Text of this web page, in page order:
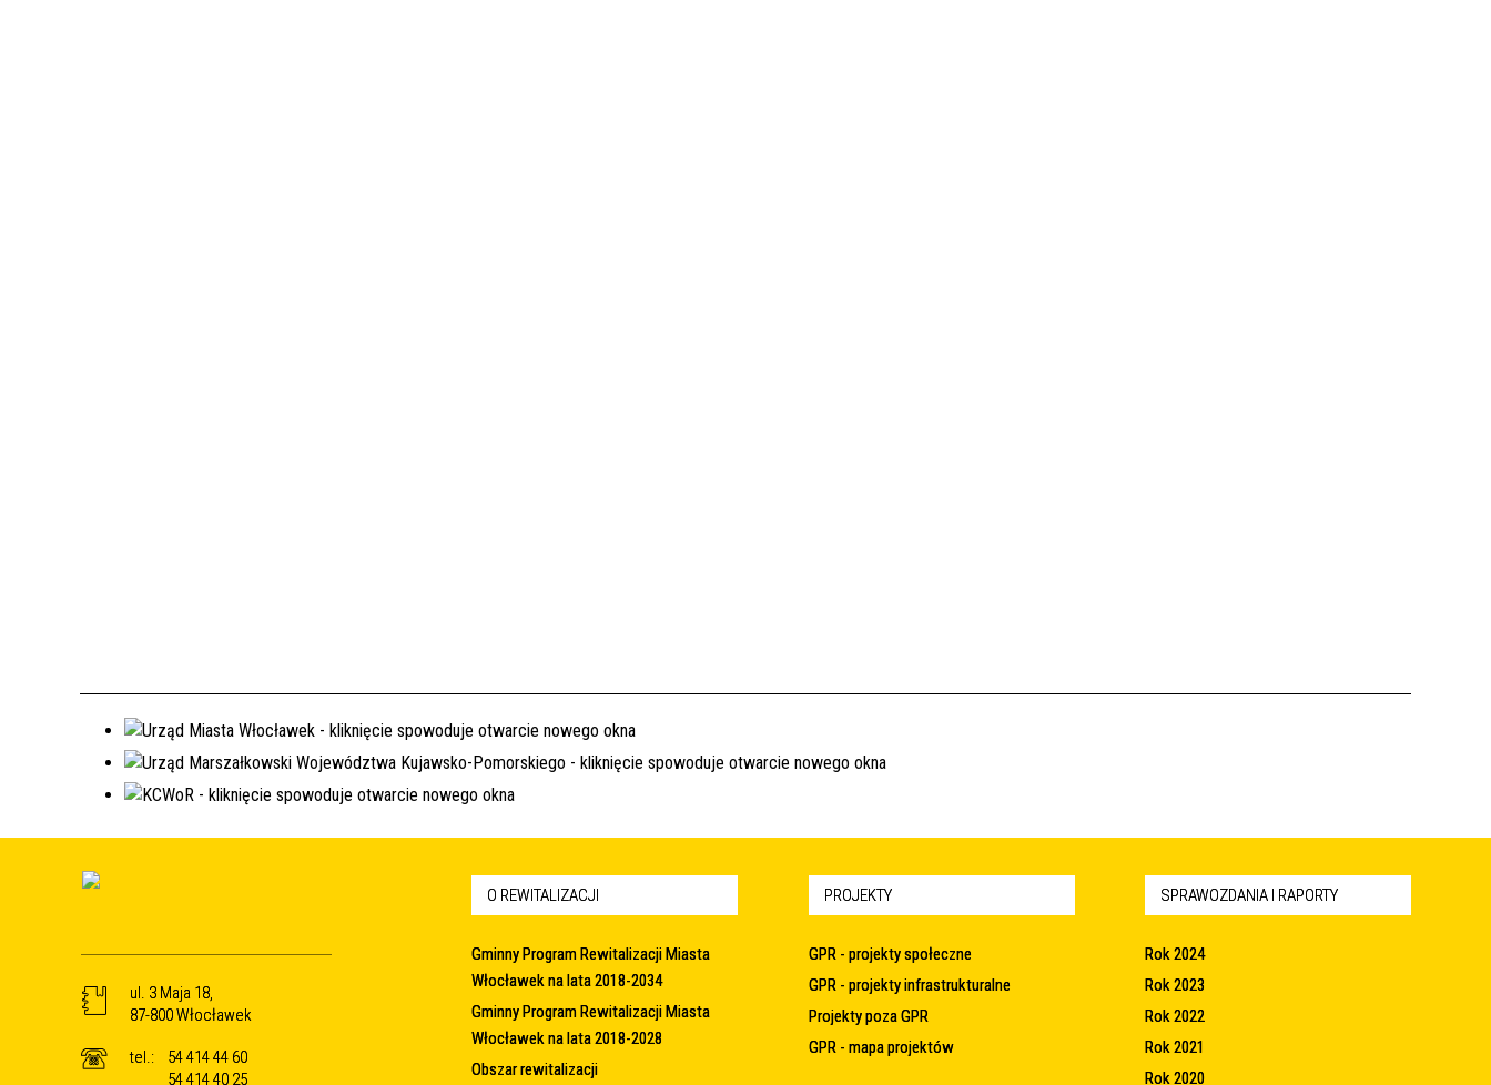
ul. 3 Maja 18,
87-800 Włocławek
tel.:
54 414 44 60
54 414 40 25
O REWITALIZACJI
Gminny Program Rewitalizacji Miasta
Włocławek na lata 2018-2034
Gminny Program Rewitalizacji Miasta
Włocławek na lata 2018-2028
Obszar rewitalizacji
PROJEKTY
GPR - projekty społeczne
GPR - projekty infrastrukturalne
Projekty poza GPR
GPR - mapa projektów
SPRAWOZDANIA I RAPORTY
Rok 2024
Rok 2023
Rok 2022
Rok 2021
Rok 2020